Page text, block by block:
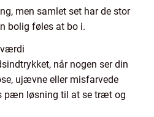
men samlet set har de stor
bolig føles at bo i.
når nogen ser din
ujævne eller misfarvede
pæn løsning til at se træt og